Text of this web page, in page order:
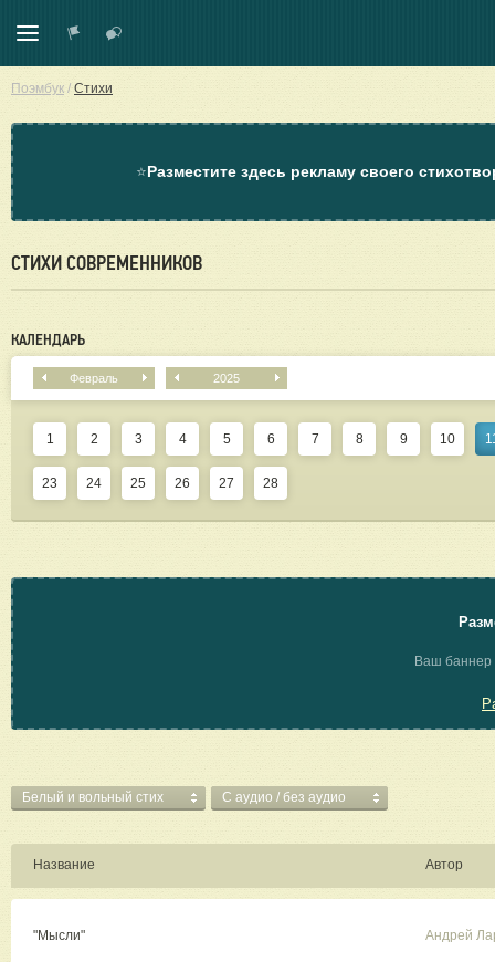
Поэмбук / Стихи
⭐Разместите здесь рекламу своего
СТИХИ СОВРЕМЕННИКОВ
КАЛЕНДАРЬ
Февраль 2025
1 2 3 4 5 6 7 8 9 10
23 24 25 26 27 28
Ваш баннер
Белый и вольный стих C аудио / без аудио
Название Автор
"Мысли" Андрей